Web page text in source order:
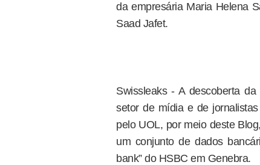
da empresária Maria Helena
Saad Jafet.
Swissleaks - A descoberta
setor de mídia e de
pelo UOL, por meio deste
um conjunto de dados
bank” do HSBC em Genebra.